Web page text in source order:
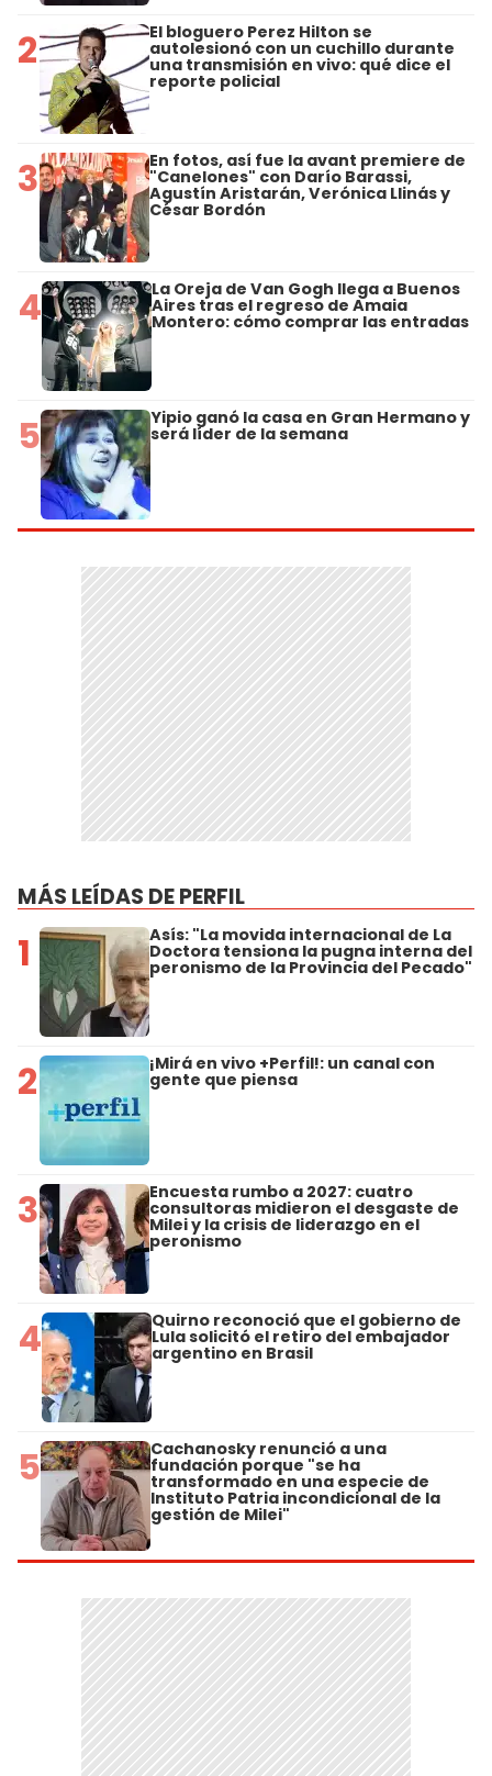
2 El bloguero Perez Hilton se
autolesionó con un cuchillo durante
una transmisión en vivo: qué dice el
reporte policial
3 En fotos, así fue la avant premiere de
"Canelones" con Darío Barassi,
Agustín Aristarán, Verónica Llinás y
César Bordón
4 La Oreja de Van Gogh llega a Buenos
Aires tras el regreso de Amaia
Montero: cómo comprar las entradas
5 Yipio ganó la casa en Gran Hermano y
será líder de la semana
MÁS LEÍDAS DE PERFIL
1 Asís: "La movida internacional de La
Doctora tensiona la pugna interna del
peronismo de la Provincia del Pecado"
2 ¡Mirá en vivo +Perfil!: un canal con
gente que piensa
3 Encuesta rumbo a 2027: cuatro
consultoras midieron el desgaste de
Milei y la crisis de liderazgo en el
peronismo
4 Quirno reconoció que el gobierno de
Lula solicitó el retiro del embajador
argentino en Brasil
5 Cachanosky renunció a una
fundación porque "se ha
transformado en una especie de
Instituto Patria incondicional de la
gestión de Milei"